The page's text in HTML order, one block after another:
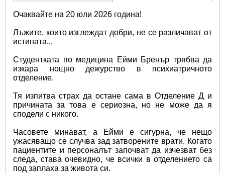
Очаквайте на 20 юли 2026 година!
Лъжите, които изглеждат добри, не се различават от
истината...
Студентката по медицина Ейми Бренър трябва да
изкара нощно дежурство в психиатричното
отделение.
Тя изпитва страх да остане сама в Отделение Д и
причината за това е сериозна, но не може да я
сподели с никого.
Часовете минават, а Ейми е сигурна, че нещо
ужасяващо се случва зад затворените врати. Когато
пациентите и персоналът започват да изчезват без
следа, става очевидно, че всички в отделението са
под заплаха за живота си.